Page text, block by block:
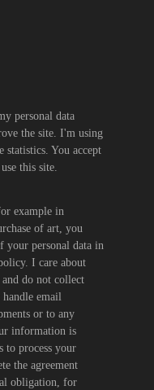
personal data
the site. I'm using
statistics. You accept
this site.
example in
of art, you
your personal data in
I care about
do not collect
email
or to any
information is
to process your
the agreement
obligation, for